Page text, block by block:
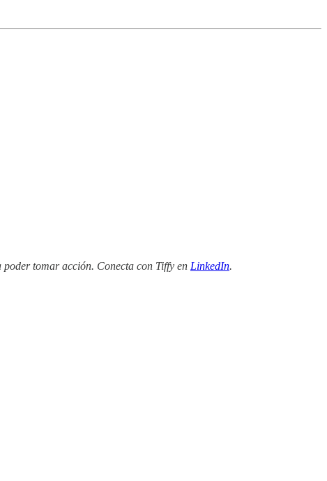
poder tomar acción. Conecta con Tiffy en LinkedIn.